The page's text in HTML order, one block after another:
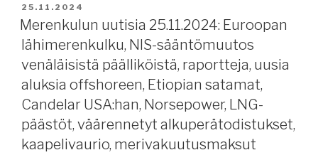
pidätyksistä.”
palkat,
BIMCO,
raportteja,
STS,
Birka
Gotland,
Auramarine,
Norsepower,
JULKAISTU
25.11.2024
Merenkulun uutisia 25.11.2024: Euroopan
lähimerenkulku, NIS-sääntömuutos
venäläisistä päälliköistä, raportteja, uusia
aluksia offshoreen, Etiopian satamat,
Candelar USA:han, Norsepower, LNG-
päästöt, väärennetyt alkuperätodistukset,
kaapelivaurio, merivakuutusmaksut